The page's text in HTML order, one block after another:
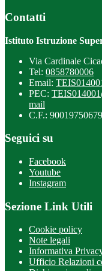
Contatti
Istituto Istruzione
Via Cardinale
Tel: 0858780006
Email:
PEC:
mail
C.F.: 90019750679
Seguici su
Facebook
Youtube
Instagram
Sezione Link Utili
Cookie policy
Note legali
Informativa
Ufficio Relazioni